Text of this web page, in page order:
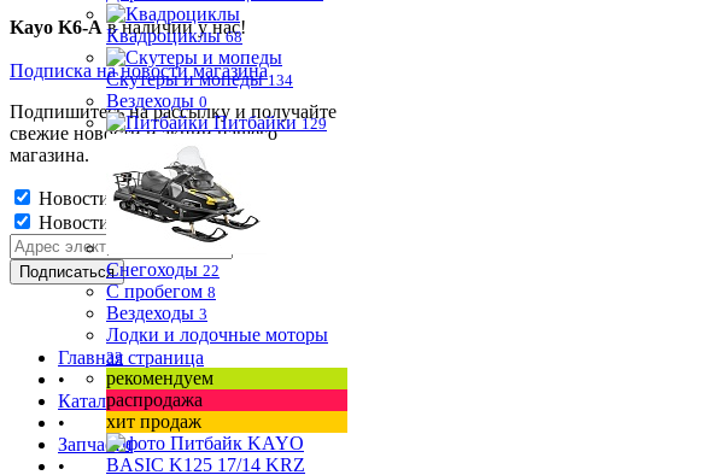
Квадроциклы 68
Скутеры и мопеды 134
Вездеходы 0
Питбайки 129
Снегоходы 22
С пробегом 8
Вездеходы 3
Лодки и лодочные моторы
33
рекомендуем
распродажа
хит продаж
Kayo K6-Aв наличии у нас!
Подписка на новости магазина
Подпишитесь на рассылку и получайте
свежие новости и акции нашего
магазина.
Новости магазина
Новости магазина
Главная страница
•
Каталог товаров
•
Запчасти
•